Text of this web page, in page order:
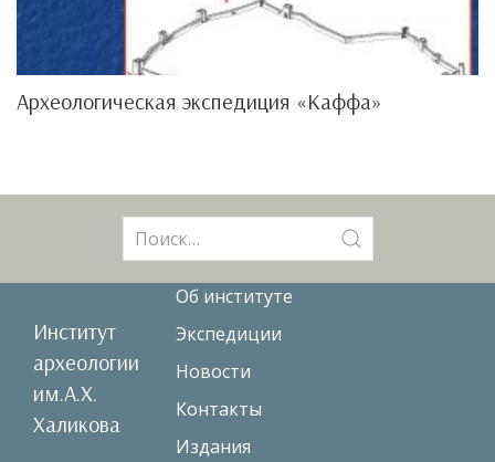
Археологическая экспедиция «Каффа»
Институт
археологии
им.А.Х.
Халикова
Об институте
Экспедиции
Новости
Контакты
Издания